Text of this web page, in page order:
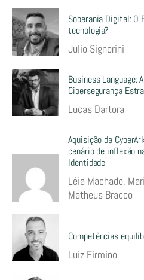
Soberania Digital: O
tecnologia?
Julio Signorini
Business Language:
Cibersegurança
Lucas Dartora
Aquisição da
cenário de inflexão
Identidade
Léia Machado,
Matheus Bracco
Competências
Luiz Firmino